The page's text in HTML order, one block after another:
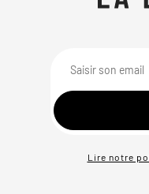
Lire notre